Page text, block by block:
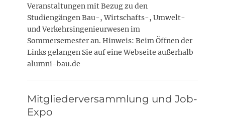
Veranstaltungen mit Bezug zu den
Studiengängen Bau-, Wirtschafts-, Umwelt-
und Verkehrsingenieurwesen im
Sommersemester an. Hinweis: Beim Öffnen der
Links gelangen Sie auf eine Webseite außerhalb
alumni-bau.de
Mitgliederversammlung und Job-
Expo